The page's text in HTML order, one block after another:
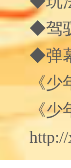
◆驾
◆弹
《少
《